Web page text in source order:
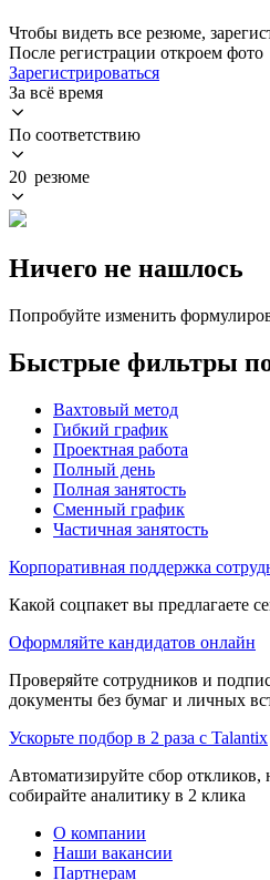
Чтобы видеть все резюме,
После регистрации откроем фото
Зарегистрироваться
За всё время
По соответствию
20 резюме
Ничего не нашлось
Попробуйте изменить
Быстрые фильтры
Вахтовый метод
Гибкий график
Проектная работа
Полный день
Полная занятость
Сменный график
Частичная занятость
Корпоративная поддержка
Какой соцпакет вы предлагаете
Оформляйте кандидатов онлайн
Проверяйте сотрудников и
документы без бумаг и личных
Ускорьте подбор в 2 раза с Talantix
Автоматизируйте сбор откликов,
собирайте аналитику в 2 клика
О компании
Наши вакансии
Партнерам